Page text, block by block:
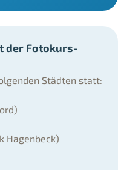
der Fotokurs-
Städten statt:
Hagenbeck)